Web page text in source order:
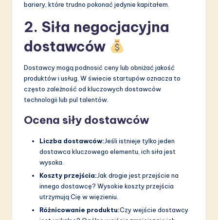
bariery, które trudno pokonać jedynie kapitałem.
2. Siła negocjacyjna
dostawców
Dostawcy mogą podnosić ceny lub obniżać jakość
produktów i usług. W świecie startupów oznacza to
często zależność od kluczowych dostawców
technologii lub pul talentów.
Ocena siły dostawców
Liczba dostawców:Jeśli istnieje tylko jeden
dostawca kluczowego elementu, ich siła jest
wysoka.
Koszty przejścia:Jak drogie jest przejście na
innego dostawcę? Wysokie koszty przejścia
utrzymują Cię w więzieniu.
Różnicowanie produktu:Czy wejście dostawcy